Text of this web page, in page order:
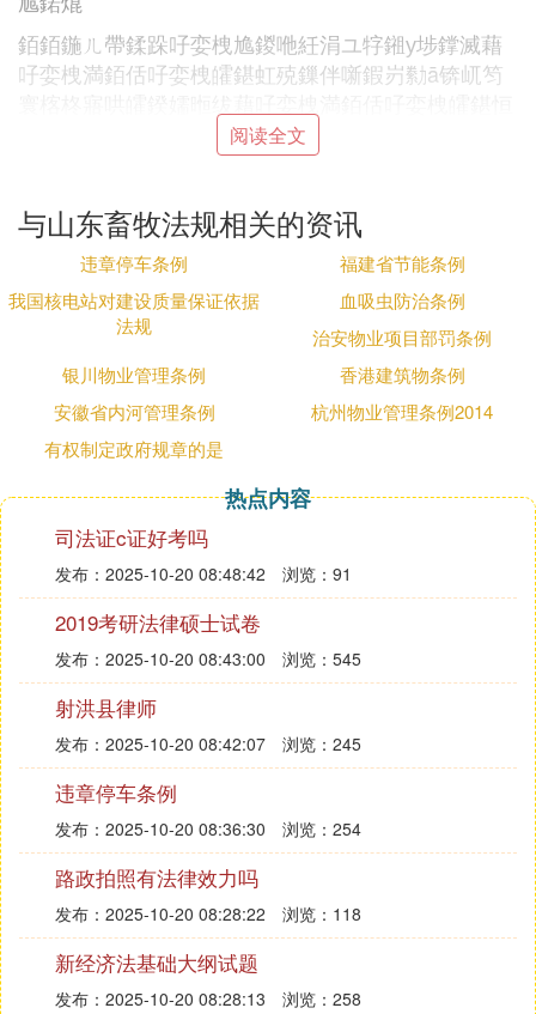
銆銆鍦ㄦ帶鍒跺吇娈栧尯鍐咃紝涓ユ牸鎺у埗鐣滅藉
吇娈栧満銆佸吇娈栧皬鍖虹殑鏁伴噺鍜岃勬ā锛屼笉
銆銆绗鍗佷竴鏉°鐣滅藉吇娈栧満銆佸吇娈栧皬鍖洪
銆銆(涓)绗﹀悎鍩庝埂瑙勫垝锛屽湴鍔裤佹按婧愩佸
湡澹ゃ佺┖姘旂﹀悎鐩稿叧鏍囧噯锛岃窛鏉戝簞銆佸
眳姘戝尯銆佸叕鍏卞満鎵銆佷氦閫氬共绾1000绫充互
涓婏紱
銆銆(浜)寤哄湪鍦板娍骞冲潶骞茬嚗銆佽儗椋庡悜闃
筹紝灞呮皯鑱氶泦鍖虹殑涓嬮庡悜锛屾湭琚姹℃煋銆
佹棤鐤鐥呯殑鍖哄煙锛
銆銆(涓)璺濈诲叾浠栫暅绂藉吇娈栧満鎴栬呭吇娈栧
皬鍖1000绫充互涓婏紱
銆銆(鍥)璺濈诲睜瀹板満銆佺暅浜у搧鍔犲伐鍘傘佺暅
绂戒氦鏄撳競鍦恒佸瀮鍦惧強姹℃按澶勭悊鍦烘墍绛
夊尯鍩1500绫充互涓婏紱
銆銆(浜)娉曞緥銆佹硶瑙勫拰瑙勭珷瑙勫畾鐨勫叾浠
栬佹眰銆
2. 山东省畜牧局对养殖场的位置有什么规
可以参见下面的规定，特别注意：
公共场所、交通干线1000米以上：
山东省畜禽养殖管理办法(山东省人民政府令第232
第九条下列区域由县级人民政府划定为禁止养殖区，
阅读全文
与山东畜牧法规相关的资讯
违章停车条例
福建省节能条例
我国核电站对建设质量保证依据
法规
血吸虫防治条例
治安物业项目部罚条例
银川物业管理条例
香港建筑物条例
安徽省内河管理条例
杭州物业管理条例2014
有权制定政府规章的是
热点内容
司法证c证好考吗
发布：2025-10-20 08:48:42 浏览：91
2019考研法律硕士试卷
发布：2025-10-20 08:43:00 浏览：545
射洪县律师
发布：2025-10-20 08:42:07 浏览：245
违章停车条例
发布：2025-10-20 08:36:30 浏览：254
路政拍照有法律效力吗
发布：2025-10-20 08:28:22 浏览：118
新经济法基础大纲试题
发布：2025-10-20 08:28:13 浏览：258